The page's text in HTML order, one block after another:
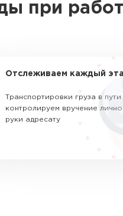
при
Отслеживаем каждый
Транспортировки груза в пути
контролируем вручение лично
руки адресату